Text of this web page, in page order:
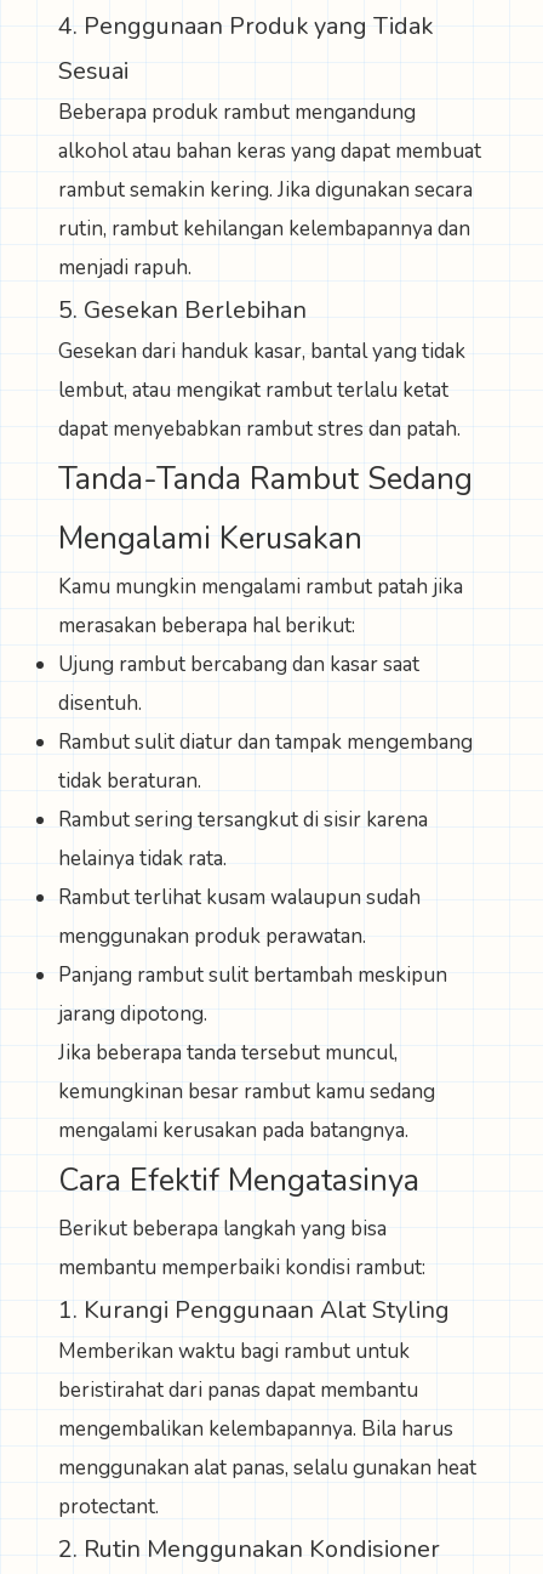
4. Penggunaan Produk yang Tidak
Sesuai
Beberapa produk rambut mengandung
alkohol atau bahan keras yang dapat membuat
rambut semakin kering. Jika digunakan secara
rutin, rambut kehilangan kelembapannya dan
menjadi rapuh.
5. Gesekan Berlebihan
Gesekan dari handuk kasar, bantal yang tidak
lembut, atau mengikat rambut terlalu ketat
dapat menyebabkan rambut stres dan patah.
Tanda-Tanda Rambut Sedang
Mengalami Kerusakan
Kamu mungkin mengalami rambut patah jika
merasakan beberapa hal berikut:
Ujung rambut bercabang dan kasar saat
disentuh.
Rambut sulit diatur dan tampak mengembang
tidak beraturan.
Rambut sering tersangkut di sisir karena
helainya tidak rata.
Rambut terlihat kusam walaupun sudah
menggunakan produk perawatan.
Panjang rambut sulit bertambah meskipun
jarang dipotong.
Jika beberapa tanda tersebut muncul,
kemungkinan besar rambut kamu sedang
mengalami kerusakan pada batangnya.
Cara Efektif Mengatasinya
Berikut beberapa langkah yang bisa
membantu memperbaiki kondisi rambut:
1. Kurangi Penggunaan Alat Styling
Memberikan waktu bagi rambut untuk
beristirahat dari panas dapat membantu
mengembalikan kelembapannya. Bila harus
menggunakan alat panas, selalu gunakan heat
protectant.
2. Rutin Menggunakan Kondisioner